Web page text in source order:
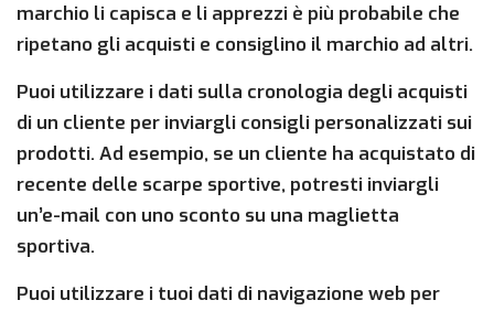
marchio li capisca e li apprezzi è più probabile che
ripetano gli acquisti e consiglino il marchio ad altri.
Puoi utilizzare i dati sulla cronologia degli acquisti
di un cliente per inviargli consigli personalizzati sui
prodotti. Ad esempio, se un cliente ha acquistato di
recente delle scarpe sportive, potresti inviargli
un’e-mail con uno sconto su una maglietta
sportiva.
Puoi utilizzare i tuoi dati di navigazione web per